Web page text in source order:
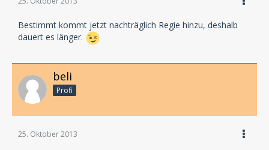
Bestimmt kommt jetzt nachträglich Regie hinzu, deshalb
dauert es länger.
beli
Profi
25. Oktober 2013